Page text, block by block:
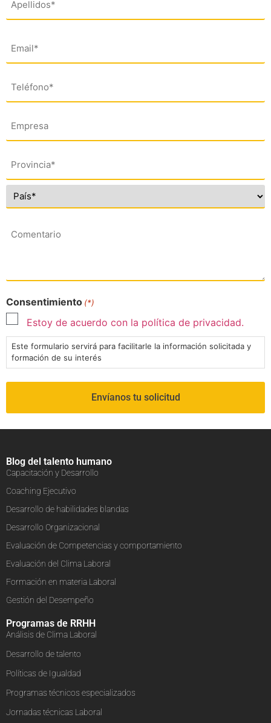
(*)
(*)
Consentimiento (*)
Estoy de acuerdo con la política de privacidad.
Este formulario servirá para facilitarle la información solicitada y
formación de su interés
Blog del talento humano
Capacitación y Desarrollo
Coaching Ejecutivo
Desarrollo de habilidades blandas
Desarrollo Organizacional
Evaluación de Competencias y comportamiento
Evaluación del Clima Laboral
Formación en materia Laboral
Gestión del Desempeño
Programas de RRHH
Análisis de Clima Laboral
Desarrollo de talento
Políticas de Igualdad
Programas técnicos especializados
Jornadas técnicas Laboral